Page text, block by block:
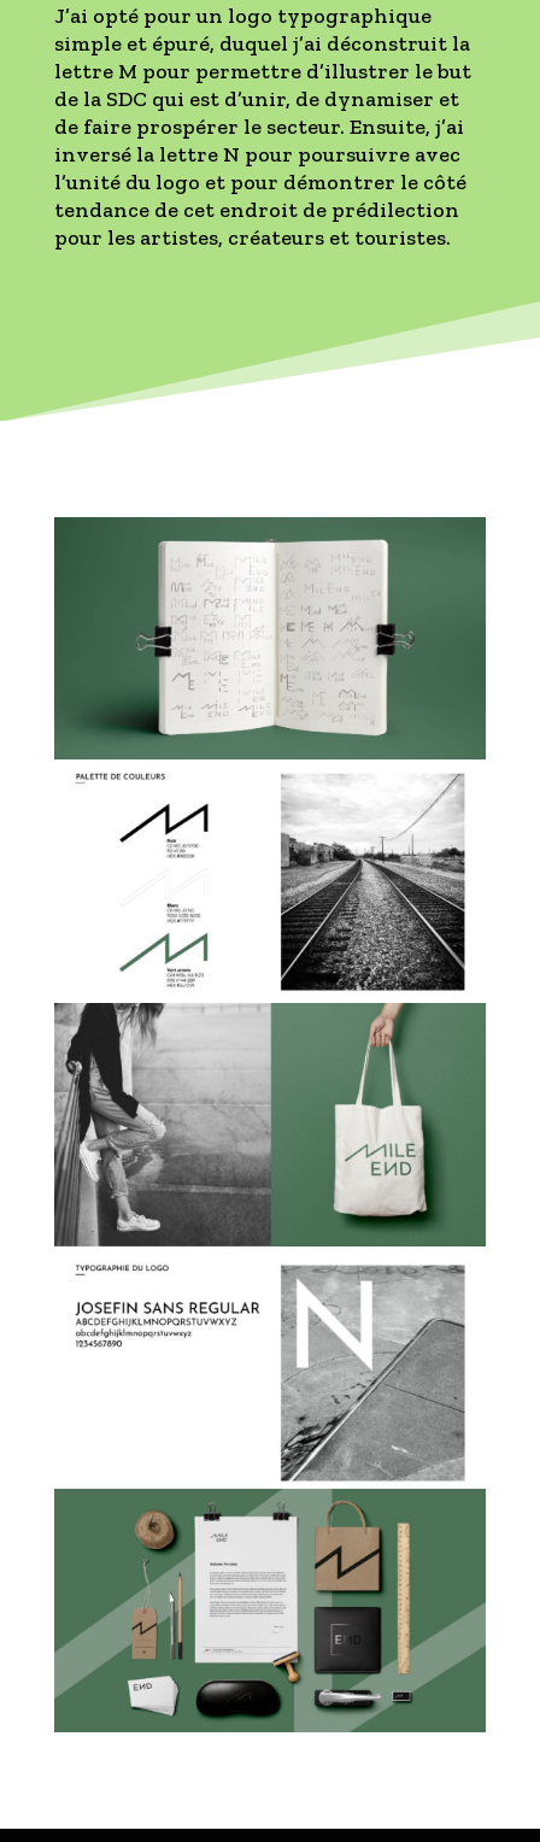
J’ai opté pour un logo typographique
simple et épuré, duquel j’ai déconstruit la
lettre M pour permettre d’illustrer le but
de la SDC qui est d’unir, de dynamiser et
de faire prospérer le secteur. Ensuite, j’ai
inversé la lettre N pour poursuivre avec
l’unité du logo et pour démontrer le côté
tendance de cet endroit de prédilection
pour les artistes, créateurs et touristes.